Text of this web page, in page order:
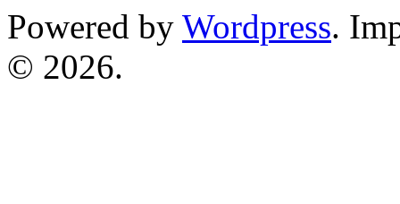
Powered by Wordpress.
© 2026.